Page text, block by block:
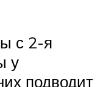
с 2-я
у
подводит